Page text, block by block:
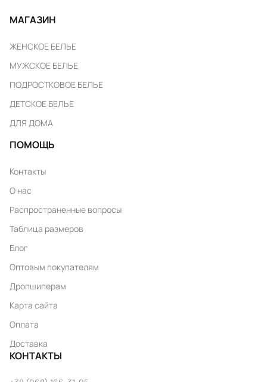
МАГАЗИН
ЖЕНСКОЕ БЕЛЬЕ
МУЖСКОЕ БЕЛЬЕ
ПОДРОСТКОВОЕ БЕЛЬЕ
ДЕТСКОЕ БЕЛЬЕ
ДЛЯ ДОМА
ПОМОЩЬ
Контакты
О нас
Распространенные вопросы
Таблица размеров
Блог
Оптовым покупателям
Дропшиперам
Карта сайта
Оплата
Доставка
КОНТАКТЫ